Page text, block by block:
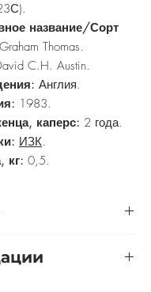
название/Сорт
Graham Thomas.
C.H. Austin.
Англия.
1983.
каперс: 2 года.
ИЗК.
кг: 0,5.
кустарника с